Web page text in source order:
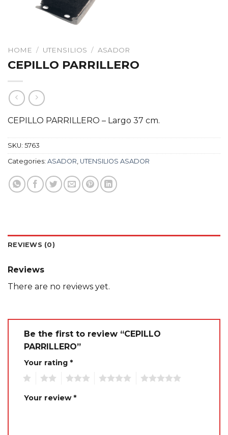
HOME / UTENSILIOS / ASADOR
CEPILLO PARRILLERO
CEPILLO PARRILLERO – Largo 37 cm.
SKU: 5763
Categories: ASADOR, UTENSILIOS ASADOR
REVIEWS (0)
Reviews
There are no reviews yet.
Be the first to review “CEPILLO
PARRILLERO”
Your rating *
Your review*